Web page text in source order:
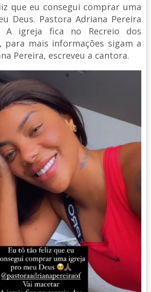
que eu consegui comprar uma
Deus. Pastora Adriana Pereira
A igreja fica no Recreio dos
para mais informações sigam a
Pereira, escreveu a cantora.